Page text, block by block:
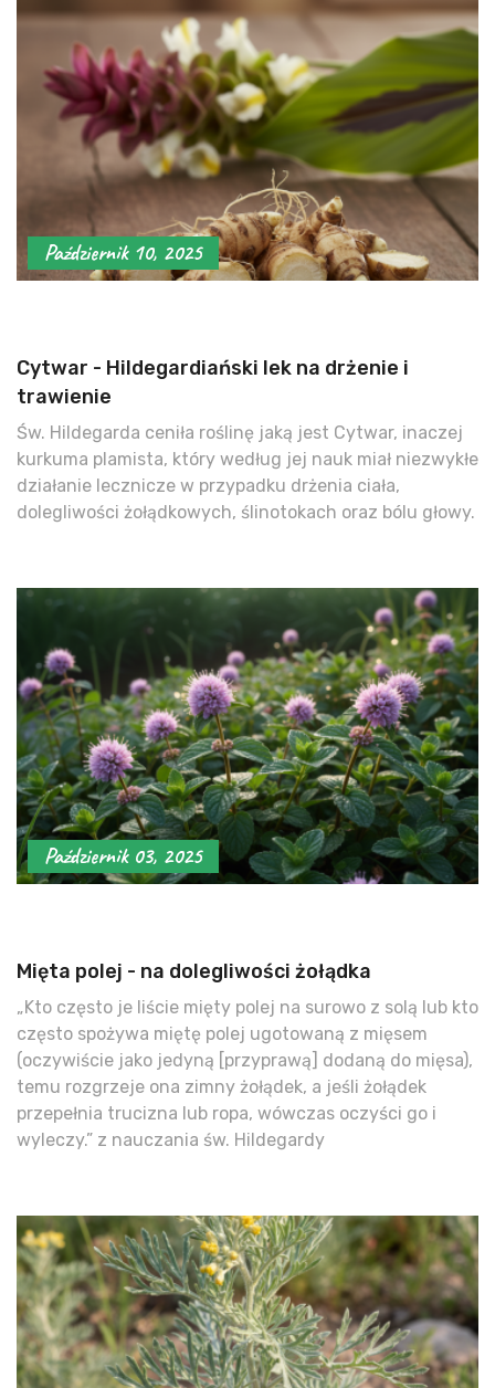
Październik 10, 2025
Cytwar - Hildegardiański lek na drżenie i
trawienie
Św. Hildegarda ceniła roślinę jaką jest Cytwar, inaczej
kurkuma plamista, który według jej nauk miał niezwykłe
działanie lecznicze w przypadku drżenia ciała,
dolegliwości żołądkowych, ślinotokach oraz bólu głowy.
Październik 03, 2025
Mięta polej - na dolegliwości żołądka
„Kto często je liście mięty polej na surowo z solą lub kto
często spożywa miętę polej ugotowaną z mięsem
(oczywiście jako jedyną [przyprawą] dodaną do mięsa),
temu rozgrzeje ona zimny żołądek, a jeśli żołądek
przepełnia trucizna lub ropa, wówczas oczyści go i
wyleczy.” z nauczania św. Hildegardy